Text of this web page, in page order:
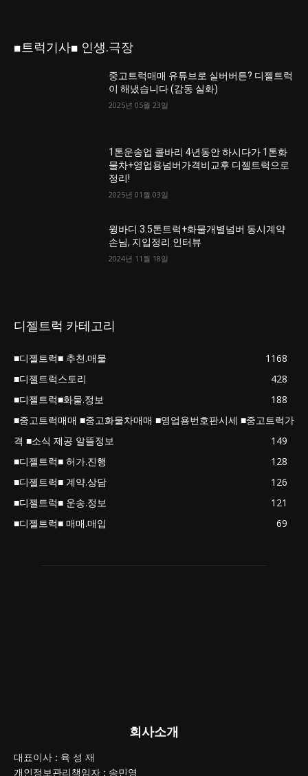
■트럭기사■ 인생.극장
중고트럭매매 유튜브로 실버버튼? 디젤트럭
이 해냈습니다 (감동 실화)
2025년 05월 23일
1톤운송업 콜바리 4년동안 하시다가 1톤화
물차+영업용넘버가격비교후 디젤트럭으로
정리!
2025년 01월 03일
윙바디 3.5톤트럭+화물개별넘버 동시계약
손님, 지입정리 인터뷰
2024년 11월 18일
디젤트럭 카테고리
■디젤트럭■ 추천.매물
1168
■디젤트럭스토리
428
■디젤트럭■화물.정보
188
■중고트럭매매 ■중고화물차매매 ■영업용번호판시세 ■중고트럭가
격 ■소식 제공 알뜰정보
149
■디젤트럭■ 허가.진행
128
■디젤트럭■ 계약.상담
126
■디젤트럭■ 운송.정보
121
■디젤트럭■ 매매.매입
69
회사소개
대표이사 : 육 성 재
개인정보관리책임자 : 송민영